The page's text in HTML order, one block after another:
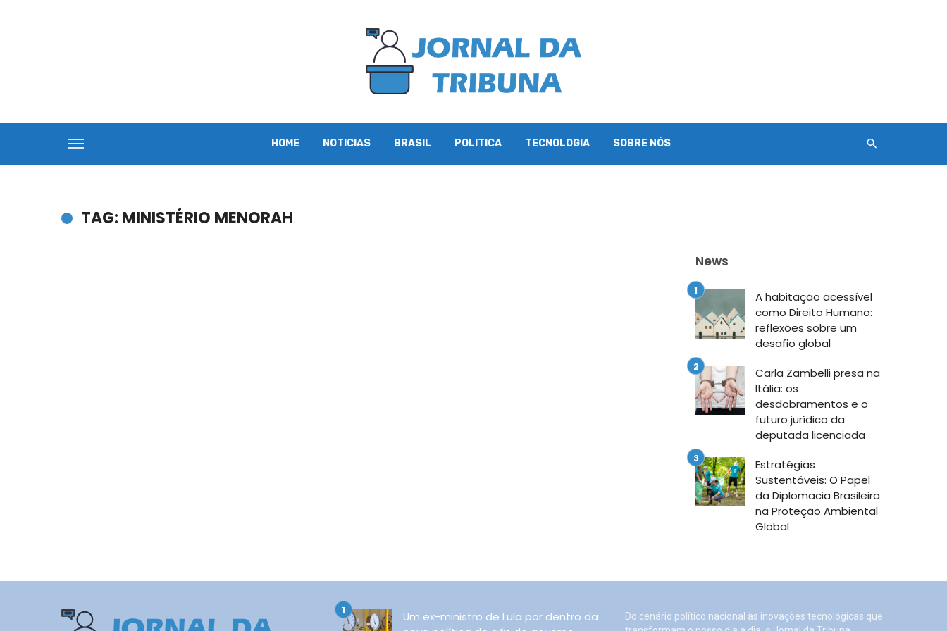
HOME NOTICIAS BRASIL POLITICA TECNOLOGIA SOBRE NÓS
TAG: MINISTÉRIO MENORAH
News
A habitação acessível
como Direito Humano:
reflexões sobre um
desafio global
Carla Zambelli presa na
Itália: os
desdobramentos e o
futuro jurídico da
deputada licenciada
Estratégias
Sustentáveis: O Papel
da Diplomacia Brasileira
na Proteção Ambiental
Global
Um ex-ministro de Lula por dentro da
Do cenário político nacional às inovações tecnológicas que